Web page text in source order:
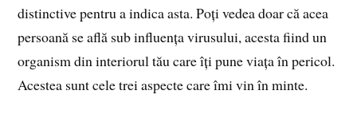
distinctive pentru a indica asta. Poți vedea doar că acea
persoană se află sub influența virusului, acesta fiind un
organism din interiorul tău care îți pune viața în pericol.
Acestea sunt cele trei aspecte care îmi vin în minte.